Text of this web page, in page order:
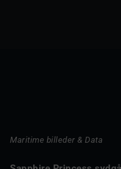
Maritime billeder & Data